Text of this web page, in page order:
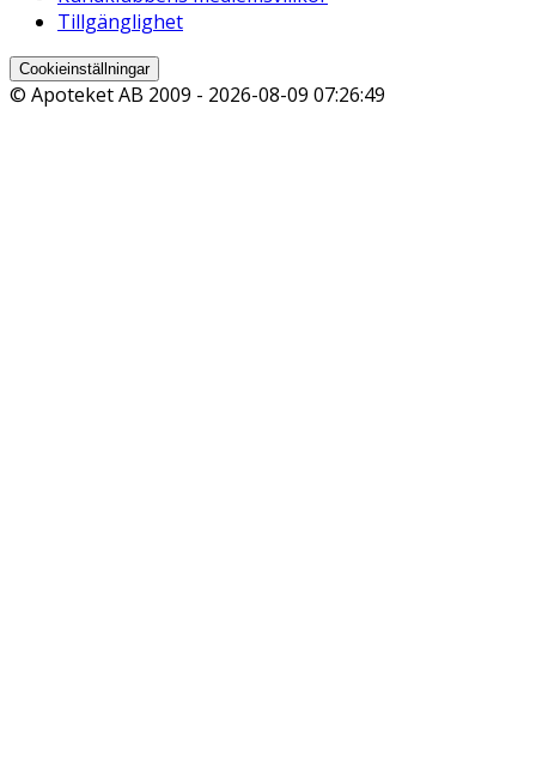
Tillgänglighet
Cookieinställningar
© Apoteket AB 2009 - 2026-08-09 07:26:49